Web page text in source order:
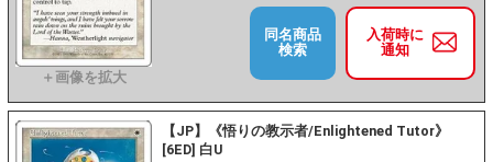
入荷時に
通知
同名商品
検索
【JP】《悟りの教示者/Enlightened Tutor》
[6ED] 白U